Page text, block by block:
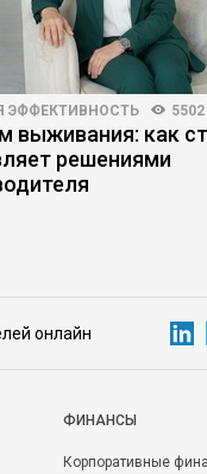
ЭФФЕКТИВНОСТЬ 5502
выживания: как
решениями
онлайн
ФИНАНСЫ
Корпоративные